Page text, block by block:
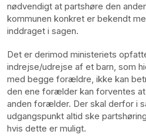
nødvendigt at partshøre den
kommunen konkret er bekendt
inddraget i sagen.
Det er derimod ministeriets
indrejse/udrejse af et barn, som
med begge forældre, ikke kan
den ene forælder kan forventes
anden forælder. Der skal derfor i
udgangspunkt altid ske
hvis dette er muligt.